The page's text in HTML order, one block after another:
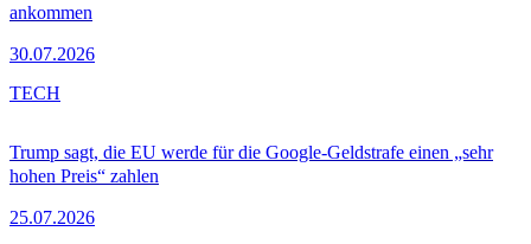
ankommen
30.07.2026
Trump sagt, die EU werde für die Google-Geldstrafe einen „sehr
hohen Preis“ zahlen
25.07.2026
TECH